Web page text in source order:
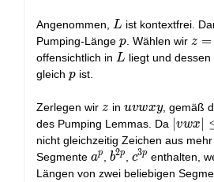
Angenommen, L
L ist kontextfrei.
Pumping-Länge p
p . Wählen wir z =
a^p
z =
offensichtlich in L
L liegt und
gleich p
p ist.
Zerlegen wir z
z in uvwxy
uvwxy, gemäß
des Pumping Lemmas. Da |vwx|
\leq
p
∣vwx∣
nicht gleichzeitig Zeichen aus
Segmente a^p
ap b^{2p}
b2p c^{3p}
c3p enthalten,
Längen von zwei beliebigen